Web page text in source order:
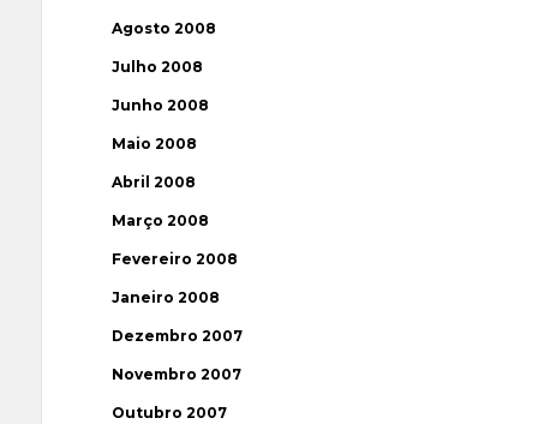
Agosto 2008
Julho 2008
Junho 2008
Maio 2008
Abril 2008
Março 2008
Fevereiro 2008
Janeiro 2008
Dezembro 2007
Novembro 2007
Outubro 2007